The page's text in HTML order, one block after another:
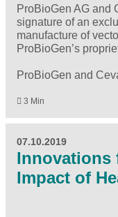
ProBioGen AG and
signature of an
manufacture of
ProBioGen’s
ProBioGen and
3 Min
07.10.2019
Innovations
Impact of